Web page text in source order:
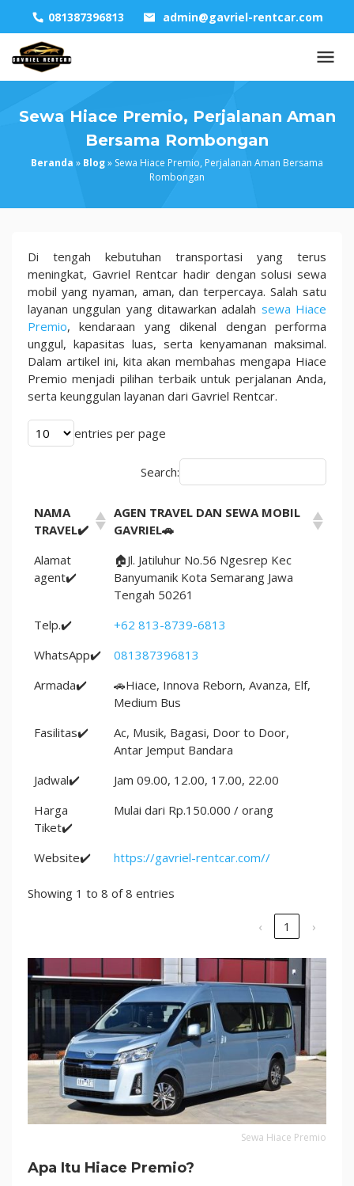
content
081387396813 admin@gavriel-rentcar.com
Sewa Hiace Premio, Perjalanan Aman
Bersama Rombongan
Beranda » Blog» Sewa Hiace Premio, Perjalanan Aman Bersama
Rombongan
Sewa
Hiace
Premio,
Perjalanan
Aman
Bersama
Rombongan
Di tengah kebutuhan transportasi yang terus
meningkat, Gavriel Rentcar hadir dengan solusi sewa
mobil yang nyaman, aman, dan terpercaya. Salah satu
layanan unggulan yang ditawarkan adalah sewa Hiace
Premio, kendaraan yang dikenal dengan performa
unggul, kapasitas luas, serta kenyamanan maksimal.
Dalam artikel ini, kita akan membahas mengapa Hiace
Premio menjadi pilihan terbaik untuk perjalanan Anda,
serta keunggulan layanan dari Gavriel Rentcar.
entries per page
Search:
NAMA
TRAVEL✔️
AGEN TRAVEL DAN SEWA MOBIL
GAVRIEL🚗
Alamat
agent✔️
🏠Jl. Jatiluhur No.56 Ngesrep Kec
Banyumanik Kota Semarang Jawa
Tengah 50261
Telp.✔️
+62 813-8739-6813
WhatsApp✔️
081387396813
Armada✔️
🚗Hiace, Innova Reborn, Avanza, Elf,
Medium Bus
Fasilitas✔️
Ac, Musik, Bagasi, Door to Door,
Antar Jemput Bandara
Jadwal✔️
Jam 09.00, 12.00, 17.00, 22.00
Harga
Tiket✔️
Mulai dari Rp.150.000 / orang
Website✔️ https://gavriel-rentcar.com//
Showing 1 to 8 of 8 entries
‹ 1 ›
Sewa Hiace Premio
Apa Itu Hiace Premio?